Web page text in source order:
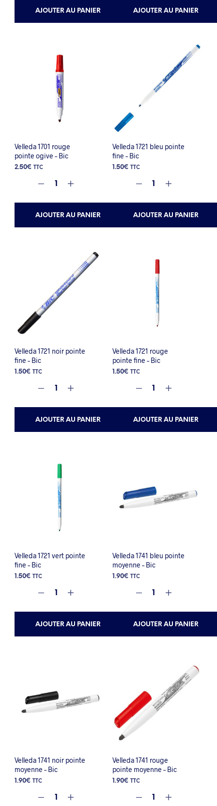
AJOUTER AU PANIER AJOUTER AU PANIER
Velleda 1701 rouge
pointe ogive – Bic
2.50€ TTC
AJOUTER AU PANIER
Velleda 1721 bleu pointe
fine – Bic
1.50€ TTC
AJOUTER AU PANIER
Velleda 1721 noir pointe
fine – Bic
1.50€ TTC
AJOUTER AU PANIER
Velleda 1721 rouge
pointe fine – Bic
1.50€ TTC
AJOUTER AU PANIER
Velleda 1721 vert pointe
fine – Bic
1.50€ TTC
AJOUTER AU PANIER
Velleda 1741 bleu pointe
moyenne – Bic
1.90€ TTC
AJOUTER AU PANIER
Velleda 1741 noir pointe
moyenne – Bic
1.90€ TTC
Velleda 1741 rouge
pointe moyenne – Bic
1.90€ TTC